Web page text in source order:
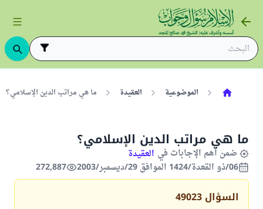
الموضوعية العقيدة ما هي مراتب الدين الإسلامي؟
ما هي مراتب الدين الإسلامي؟
ضمن أهم الإجابات في العقيدة
06/ذو القعدة/1424 الموافق 29/ديسمبر/2003
272,887
السؤال 49023